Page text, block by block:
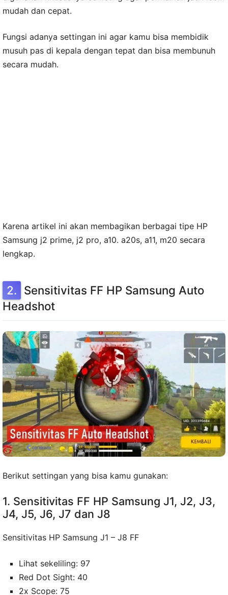
mudah dan cepat.
Fungsi adanya settingan ini agar kamu bisa membidik
musuh pas di kepala dengan tepat dan bisa membunuh
secara mudah.
Karena artikel ini akan membagikan berbagai tipe HP
Samsung j2 prime, j2 pro, a10. a20s, a11, m20 secara
lengkap.
Sensitivitas FF HP Samsung Auto
Headshot
Berikut settingan yang bisa kamu gunakan:
1. Sensitivitas FF HP Samsung J1, J2, J3,
J4, J5, J6, J7 dan J8
Sensitivitas HP Samsung J1 – J8 FF
Lihat sekeliling: 97
Red Dot Sight: 40
2x Scope: 75